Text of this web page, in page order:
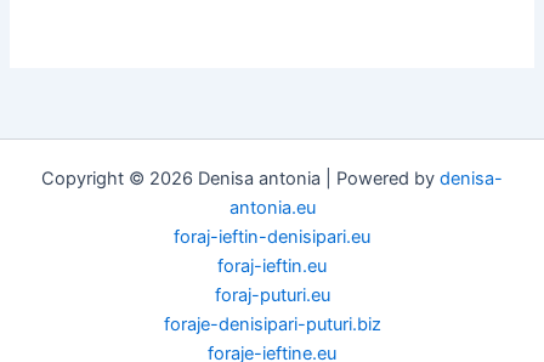
Copyright © 2026 Denisa antonia | Powered by denisa-
antonia.eu
foraj-ieftin-denisipari.eu
foraj-ieftin.eu
foraj-puturi.eu
foraje-denisipari-puturi.biz
foraje-ieftine.eu